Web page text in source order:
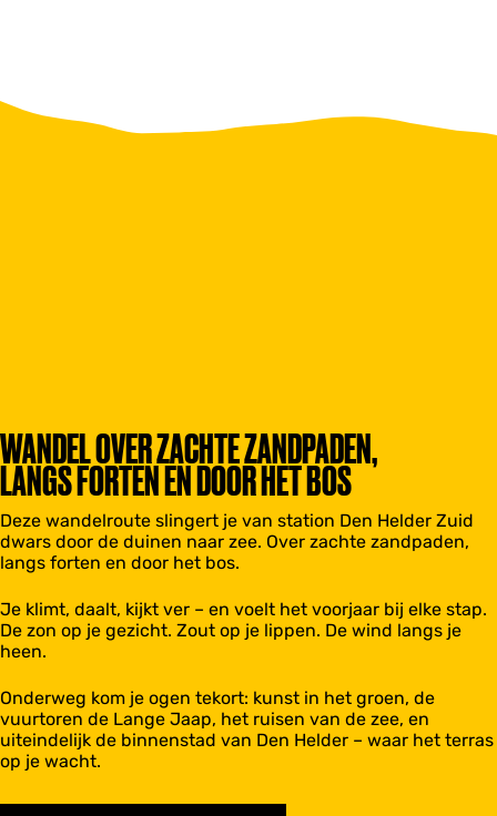
WANDEL OVER ZACHTE ZANDPADEN,
LANGS FORTEN EN DOOR HET BOS
Deze wandelroute slingert je van station Den Helder Zuid
dwars door de duinen naar zee. Over zachte zandpaden,
langs forten en door het bos.
Je klimt, daalt, kijkt ver – en voelt het voorjaar bij elke stap.
De zon op je gezicht. Zout op je lippen. De wind langs je
heen.
Onderweg kom je ogen tekort: kunst in het groen, de
vuurtoren de Lange Jaap, het ruisen van de zee, en
uiteindelijk de binnenstad van Den Helder – waar het terras
op je wacht.